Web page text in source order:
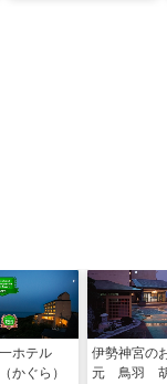
ホテル
かぐら）
伊勢神宮の
元 鳥羽